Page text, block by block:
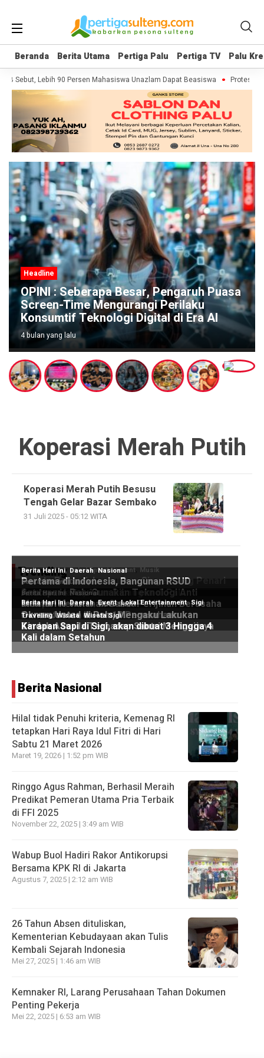
Beranda Berita Utama Pertiga Palu Pertiga TV Palu
Beranda Berita Utama Pertiga Palu Pertiga TV Palu
Sebut, Lebih 90 Persen Mahasiswa Unazlam Dapat Beasiswa Protes
Puasa
Era AI
Headline
Perang, Sebabkan Harga
naik
4 bulan yang lalu
Koperasi Merah Putih
Koperasi Merah Putih Besusu
Tengah Gelar Bazar Sembako
31 Juli 2025 - 05:12 WITA
Trending
Berita Nasional
Hilal tidak Penuhi kriteria, Kemenag RI
tetapkan Hari Raya Idul Fitri di Hari
Sabtu 21 Maret 2026
Maret 19, 2026 | 1:52 pm WIB
Ringgo Agus Rahman, Berhasil Meraih
Predikat Pemeran Utama Pria Terbaik
di FFI 2025
November 22, 2025 | 3:49 am WIB
Wabup Buol Hadiri Rakor Antikorupsi
Bersama KPK RI di Jakarta
Agustus 7, 2025 | 2:12 am WIB
26 Tahun Absen dituliskan,
Kementerian Kebudayaan akan Tulis
Kembali Sejarah Indonesia
Mei 27, 2025 | 1:46 am WIB
Kemnaker RI, Larang Perusahaan Tahan Dokumen
Penting Pekerja
Mei 22, 2025 | 6:53 am WIB